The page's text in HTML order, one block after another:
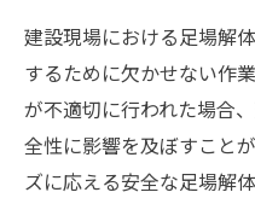
建設現場における足場解
するために欠かせない作
が不適切に行われた場合
全性に影響を及ぼすこと
ズに応える安全な足場解